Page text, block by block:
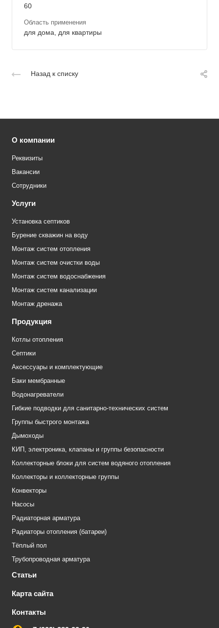
60
Область применения
для дома, для квартиры
Назад к списку
О компании
Реквизиты
Вакансии
Сотрудники
Услуги
Установка септиков
Бурение скважин на воду
Монтаж систем отопления
Монтаж систем очистки воды
Монтаж систем водоснабжения
Монтаж систем канализации
Монтаж дренажа
Продукция
Котлы отопления
Септики
Аксессуары и комплектующие
Баки мембранные
Водонагреватели
Гибкие подводки для санитарно-технических систем
Группы быстрого монтажа
Дымоходы
КИП, электроника, клапаны и группы безопасности
Коллекторные блоки для систем водяного отопления
Коллекторы и коллекторные группы
Конвекторы
Насосы
Радиаторная арматура
Радиаторы отопления (батареи)
Тёплый пол
Трубопроводная арматура
Статьи
Карта сайта
Контакты